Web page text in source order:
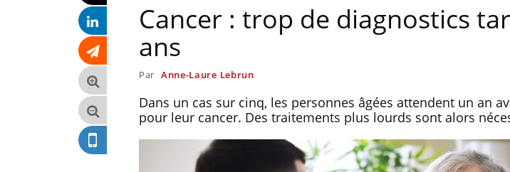
Cancer : trop de diagnostics
ans
Par Anne-Laure Lebrun
Dans un cas sur cinq, les personnes âgées attendent un an
pour leur cancer. Des traitements plus lourds sont alors